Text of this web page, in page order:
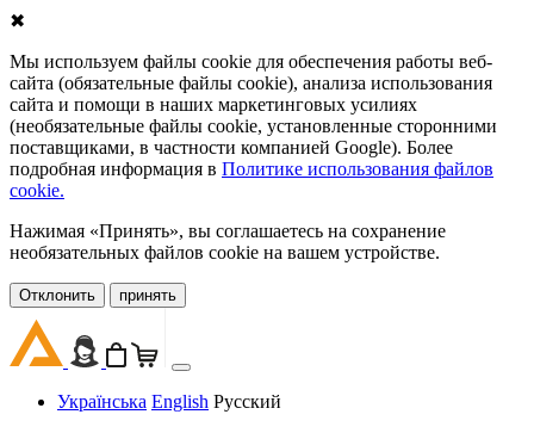
✖
Мы используем файлы cookie для обеспечения работы веб-
сайта (обязательные файлы cookie), анализа использования
сайта и помощи в наших маркетинговых усилиях
(необязательные файлы cookie, установленные сторонними
поставщиками, в частности компанией Google). Более
подробная информация в Политике использования файлов
cookie.
Нажимая «Принять», вы соглашаетесь на сохранение
необязательных файлов cookie на вашем устройстве.
Oтклонить принять
Українська English Русский